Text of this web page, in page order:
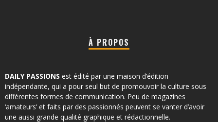
À PROPOS
DAILY PASSIONS est édité par une maison d’édition
indépendante, qui a pour seul but de promouvoir la culture sous
différentes formes de communication. Peu de magazines
‘amateurs’ et faits par des passionnés peuvent se vanter d’avoir
une aussi grande qualité graphique et rédactionnelle.